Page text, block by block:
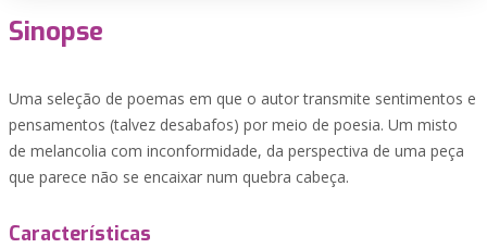
Sinopse
Uma seleção de poemas em que o autor transmite sentimentos e
pensamentos (talvez desabafos) por meio de poesia. Um misto
de melancolia com inconformidade, da perspectiva de uma peça
que parece não se encaixar num quebra cabeça.
Características